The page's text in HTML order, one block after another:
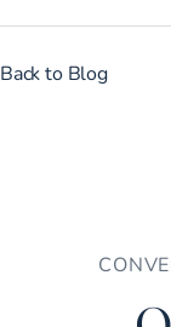
Back to Blog